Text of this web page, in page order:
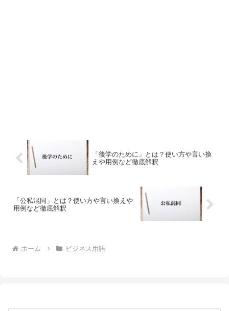
「後学のために」とは？使い方や言い換
えや用例など徹底解釈
「公私混同」とは？使い方や言い換えや
用例など徹底解釈
ホーム ビジネス用語